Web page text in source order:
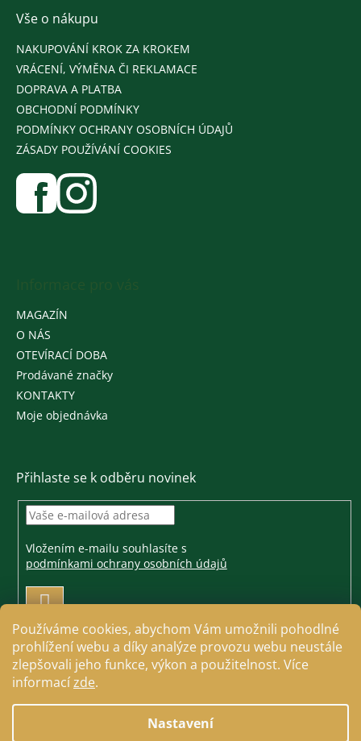
Používáme cookies, abychom Vám umožnili pohodlné
prohlížení webu a díky analýze provozu webu neustále
zlepšovali jeho funkce, výkon a použitelnost. Více
informacízde.
Nastavení
Vše o nákupu
NAKUPOVÁNÍ KROK ZA KROKEM
VRÁCENÍ, VÝMĚNA ČI REKLAMACE
DOPRAVA A PLATBA
OBCHODNÍ PODMÍNKY
PODMÍNKY OCHRANY OSOBNÍCH ÚDAJŮ
ZÁSADY POUŽÍVÁNÍ COOKIES
MAGAZÍN
O NÁS
OTEVÍRACÍ DOBA
Prodávané značky
KONTAKTY
Moje objednávka
Přihlaste se k odběru novinek
Vložením e-mailu souhlasíte s
podmínkami ochrany osobních údajů
PŘIHLÁSIT